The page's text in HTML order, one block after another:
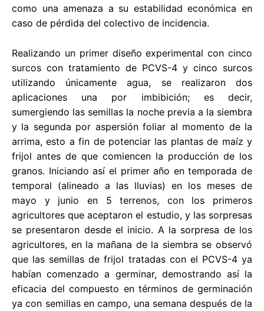
como una amenaza a su estabilidad económica en
caso de pérdida del colectivo de incidencia.
Realizando un primer diseño experimental con cinco
surcos con tratamiento de PCVS-4 y cinco surcos
utilizando únicamente agua, se realizaron dos
aplicaciones una por imbibición; es decir,
sumergiendo las semillas la noche previa a la siembra
y la segunda por aspersión foliar al momento de la
arrima, esto a fin de potenciar las plantas de maíz y
frijol antes de que comiencen la producción de los
granos. Iniciando así el primer año en temporada de
temporal (alineado a las lluvias) en los meses de
mayo y junio en 5 terrenos, con los primeros
agricultores que aceptaron el estudio, y las sorpresas
se presentaron desde el inicio. A la sorpresa de los
agricultores, en la mañana de la siembra se observó
que las semillas de frijol tratadas con el PCVS-4 ya
habían comenzado a germinar, demostrando así la
eficacia del compuesto en términos de germinación
ya con semillas en campo, una semana después de la